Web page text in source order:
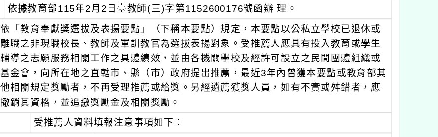
依據教育部115年2月2日臺教師(三)字第1152600176號函辦 理。
依「教育奉獻獎選拔及表揚要點」（下稱本要點）規定，本要點以公私立學校已退休或
離職之非現職校長、教師及軍訓教官為選拔表揚對象。受推薦人應具有投入教育或學生
輔導之志願服務相關工作之具體績效，並由各機關學校及經許可設立之民間團體組織或
基金會，向所在地之直轄市、縣（市）政府提出推薦，最近3年內曾獲本要點或教育部其
他相關規定獎勵者，不再受理推薦或給獎。另經遴薦獲獎人員，如有不實或舛錯者，應
撤銷其資格，並追繳獎勵金及相關獎勵。
受推薦人資料填報注意事項如下：